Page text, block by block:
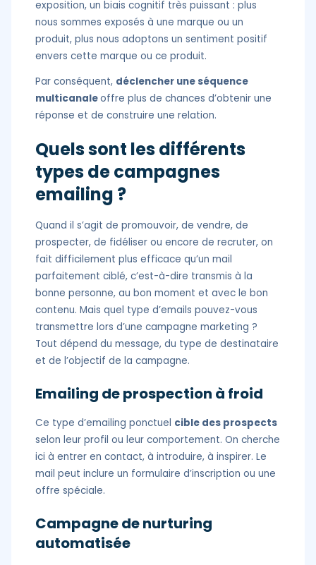
exposition, un biais cognitif très puissant : plus
nous sommes exposés à une marque ou un
produit, plus nous adoptons un sentiment positif
envers cette marque ou ce produit.
Par conséquent, déclencher une séquence
multicanaleoffre plus de chances d’obtenir une
réponse et de construire une relation.
Quels sont les différents
types de campagnes
emailing ?
Quand il s’agit de promouvoir, de vendre, de
prospecter, de fidéliser ou encore de recruter, on
fait difficilement plus efficace qu’un mail
parfaitement ciblé, c’est-à-dire transmis à la
bonne personne, au bon moment et avec le bon
contenu. Mais quel type d’emails pouvez-vous
transmettre lors d’une campagne marketing ?
Tout dépend du message, du type de destinataire
et de l’objectif de la campagne.
Emailing de prospection à froid
Ce type d’emailing ponctuel cible des prospects
selon leur profil ou leur comportement. On cherche
ici à entrer en contact, à introduire, à inspirer. Le
mail peut inclure un formulaire d’inscription ou une
offre spéciale.
Campagne de nurturing
automatisée